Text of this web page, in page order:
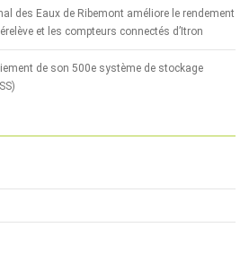
des Eaux de Ribemont améliore le rendement
et les compteurs connectés d’Itron
de son 500e système de stockage